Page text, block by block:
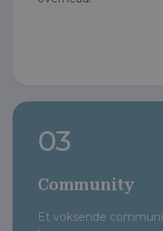
03
Community
Et voksende